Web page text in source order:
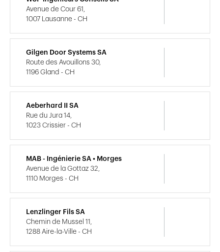
Avenue de Cour 61,
1007 Lausanne - CH
Gilgen Door Systems SA
Route des Avouillons 30,
1196 Gland - CH
Aeberhard II SA
Rue du Jura 14,
1023 Crissier - CH
MAB - Ingénierie SA • Morges
Avenue de la Gottaz 32,
1110 Morges - CH
Lenzlinger Fils SA
Chemin de Mussel 11,
1288 Aire-la-Ville - CH